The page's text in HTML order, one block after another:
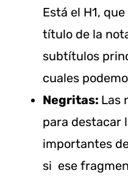
Está el H1,
título de la
subtítulos
cuales
Negritas: Las
para destacar
importantes
si ese